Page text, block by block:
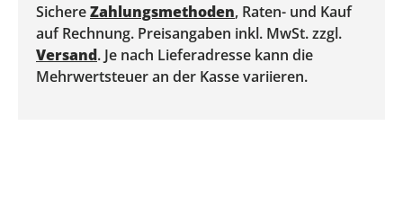
SichereZahlungsmethoden, Raten- und Kauf
auf Rechnung. Preisangaben inkl. MwSt. zzgl.
Versand. Je nach Lieferadresse kann die
Mehrwertsteuer an der Kasse variieren.